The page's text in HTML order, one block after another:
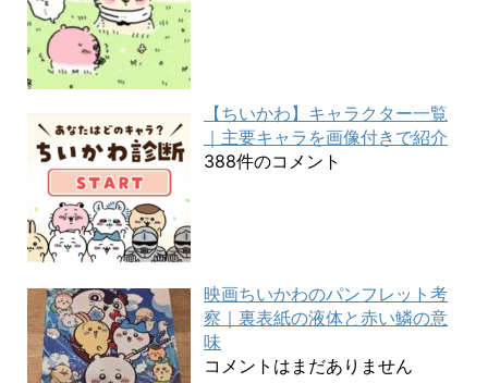
【ちいかわ】キャラクター一覧
｜主要キャラを画像付きで紹介
388件のコメント
映画ちいかわのパンフレット考
察｜裏表紙の液体と赤い鱗の意
味
コメントはまだありません